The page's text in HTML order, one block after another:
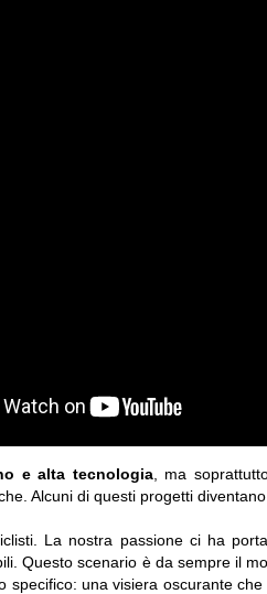
e alta tecnologia, ma
Alcuni di questi progetti
La nostra passione ci ha
Questo scenario è da sempre il
specifico: una visiera oscurante